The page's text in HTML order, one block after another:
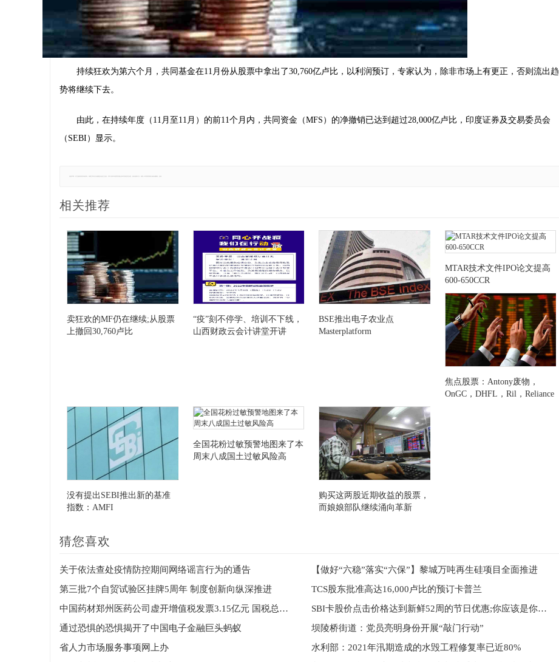
持续狂欢为第六个月，共同基金在11月份从股票中拿出了30,760亿卢比，以利润预订，专家认为，除非市场上有更正，否则流出趋
势将继续下去。
由此，在持续年度（11月至11月）的前11个月内，共同资金（MFS）的净撤销已达到超过28,000亿卢比，印度证券及交易委员会
（SEBI）显示。
免责声明：本文版权归原作者所有，转载文章仅为传播更多信息之目的，并不代表本站赞同其观点和对其真实性负责。如有侵权行为，请第一时间联系我们修改或删除，多谢。
相关推荐
卖狂欢的MF仍在继续;从股票
上撤回30,760卢比
“疫”刻不停学、培训不下线，
山西财政云会计讲堂开讲
BSE推出电子农业点
Masterplatform
MTAR技术文件IPO论文提高
600-650CCR
焦点股票：Antony废物，
OnGC，DHFL，Ril，Reliance
没有提出SEBI推出新的基准
指数：AMFI
全国花粉过敏预警地图来了本
周末八成国土过敏风险高
购买这两股近期收益的股票，
而娘娘部队继续涌向革新
猜您喜欢
关于依法查处疫情防控期间网络谣言行为的通告
【做好“六稳”落实“六保”】黎城万吨再生硅项目全面推进
第三批7个自贸试验区挂牌5周年 制度创新向纵深推进
TCS股东批准高达16,000卢比的预订卡普兰
中国药材郑州医药公司虚开增值税发票3.15亿元 国税总局郑州稽查局拟处罚50万元
SBI卡股价点击价格达到新鲜52周的节日优惠;你应该是你吗？
通过恐惧的恐惧揭开了中国电子金融巨头蚂蚁
坝陵桥街道：党员亮明身份开展“敲门行动”
省人力市场服务事项网上办
水利部：2021年汛期造成的水毁工程修复率已近80%